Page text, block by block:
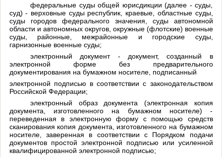
федеральные суды общей юрисдикции (далее - суды,
суд) - верховные суды республик, краевые, областные суды,
суды городов федерального значения, суды автономной
области и автономных округов, окружные (флотские) военные
суды, районные, межрайонные и городские суды,
гарнизонные военные суды;
электронный документ - документ, созданный в
электронной форме без предварительного
документирования на бумажном носителе, подписанный
электронной подписью в соответствии с законодательством
Российской Федерации;
электронный образ документа (электронная копия
документа, изготовленного на бумажном носителе) -
переведенная в электронную форму с помощью средств
сканирования копия документа, изготовленного на бумажном
носителе, заверенная в соответствии с Порядком подачи
документов простой электронной подписью или усиленной
квалифицированной электронной подписью;